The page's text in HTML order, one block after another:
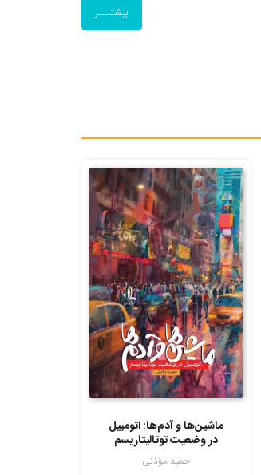
بیشتـــر
ماشین‌ها و آدم‌ها: اتومبیل
در وضعیت توتالیتاریسم
حمید مؤذنی